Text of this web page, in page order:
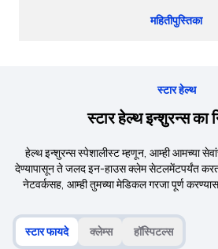
महितीपुस्तिका
स्टार हेल्थ
स्टार हेल्थ इन्शुरन्स का
हेल्थ इन्शुरन्स स्पेशालीस्ट म्हणून, आम्ही आमच्या
देण्यापासून ते जलद इन-हाउस क्लेम सेटलमेंटपर्यंत
नेटवर्कसह, आम्ही तुमच्या मेडिकल गरजा पूर्ण
स्टार फायदे क्लेम्स हॉस्पिटल्स